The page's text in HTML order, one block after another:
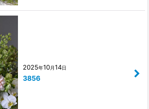
2025年10月14日
3856